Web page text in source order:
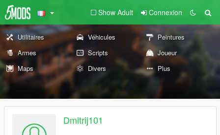
Show Adult Connexion
Utilitaires Véhicules
Peintures
Armes
Scripts
Joueur
Maps
Divers Plus
Dmitrij101